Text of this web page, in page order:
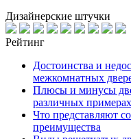
Дизайнерские штучки
Рейтинг
Достоинства и
межкомнатных
Плюсы и минусы
различных примерах
Что представляют
преимущества